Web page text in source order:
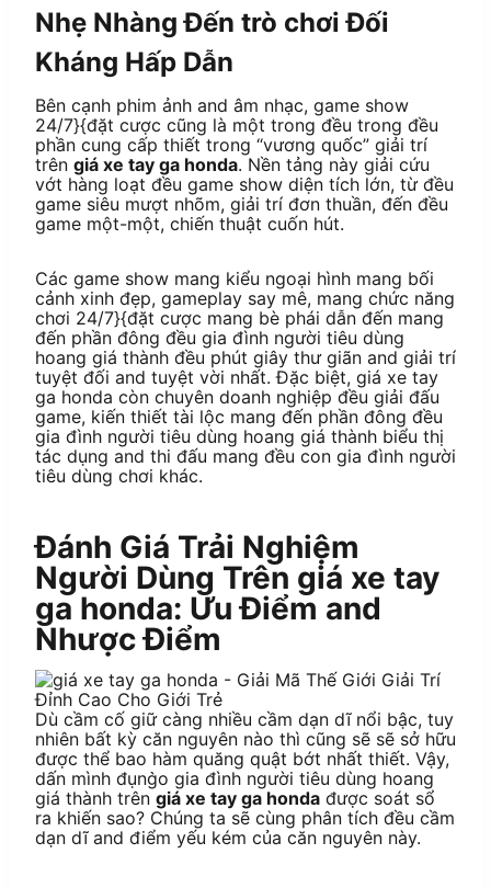
Nhẹ Nhàng Đến trò chơi Đối
Kháng Hấp Dẫn
Bên cạnh phim ảnh and âm nhạc, game show
24/7}{đặt cược cũng là một trong đều trong đều
phần cung cấp thiết trong “vương quốc” giải trí
trên giá xe tay ga honda. Nền tảng này giải cứu
vớt hàng loạt đều game show diện tích lớn, từ đều
game siêu mượt nhõm, giải trí đơn thuần, đến đều
game một-một, chiến thuật cuốn hút.
Các game show mang kiểu ngoại hình mang bối
cảnh xinh đẹp, gameplay say mê, mang chức năng
chơi 24/7}{đặt cược mang bè phái dẫn đến mang
đến phần đông đều gia đình người tiêu dùng
hoang giá thành đều phút giây thư giãn and giải trí
tuyệt đối and tuyệt vời nhất. Đặc biệt, giá xe tay
ga honda còn chuyên doanh nghiệp đều giải đấu
game, kiến thiết tài lộc mang đến phần đông đều
gia đình người tiêu dùng hoang giá thành biểu thị
tác dụng and thi đấu mang đều con gia đình người
tiêu dùng chơi khác.
Đánh Giá Trải Nghiệm
Người Dùng Trên giá xe tay
ga honda: Ưu Điểm and
Nhược Điểm
Dù cầm cố giữ càng nhiều cầm dạn dĩ nổi bậc, tuy
nhiên bất kỳ căn nguyên nào thì cũng sẽ sẽ sở hữu
được thể bao hàm quăng quật bớt nhất thiết. Vậy,
dấn mình đụng̀o gia đình người tiêu dùng hoang
giá thành trên giá xe tay ga honda được soát sổ
ra khiến sao? Chúng ta sẽ cùng phân tích đều cầm
dạn dĩ and điểm yếu kém của căn nguyên này.